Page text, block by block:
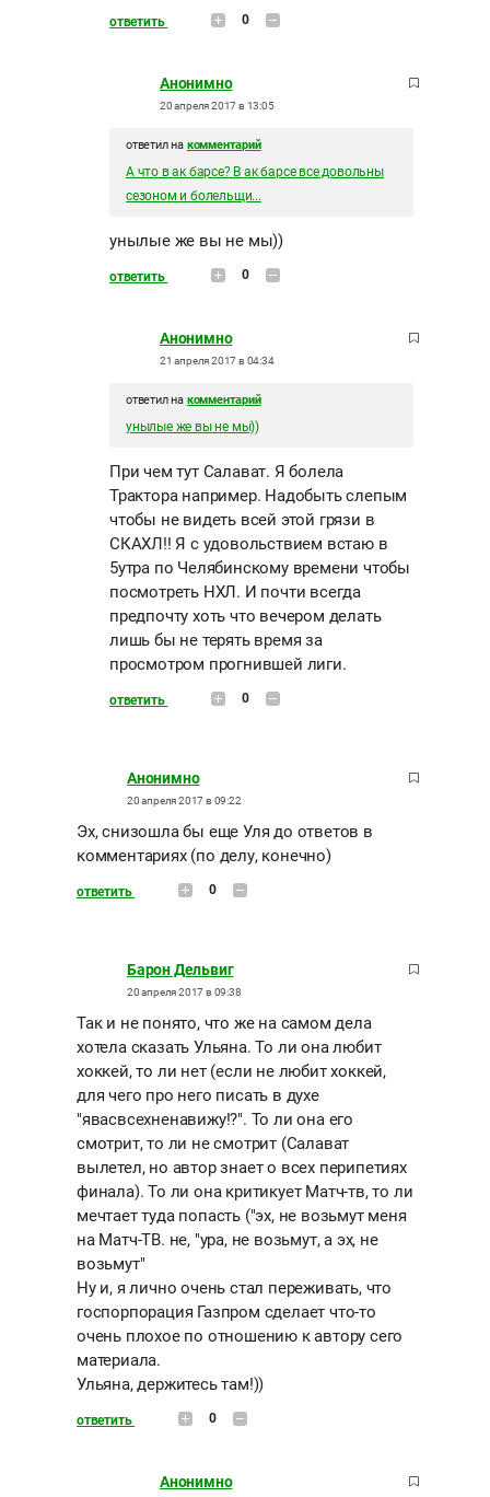
ответить 0
Анонимно
20 апреля 2017 в 13:05
ответил на комментарий
А что в ак барсе? В ак барсе все довольны
сезоном и болельщи...
унылые же вы не мы))
ответить 0
Анонимно
21 апреля 2017 в 04:34
ответил на комментарий
унылые же вы не мы))
При чем тут Салават. Я болела
Трактора например. Надобыть слепым
чтобы не видеть всей этой грязи в
СКАХЛ!! Я с удовольствием встаю в
5утра по Челябинскому времени чтобы
посмотреть НХЛ. И почти всегда
предпочту хоть что вечером делать
лишь бы не терять время за
просмотром прогнившей лиги.
ответить 0
Анонимно
20 апреля 2017 в 09:22
Эх, снизошла бы еще Уля до ответов в
комментариях (по делу, конечно)
ответить 0
Барон Дельвиг
20 апреля 2017 в 09:38
Так и не понято, что же на самом дела
хотела сказать Ульяна. То ли она любит
хоккей, то ли нет (если не любит хоккей,
для чего про него писать в духе
"явасвсехненавижу!?". То ли она его
смотрит, то ли не смотрит (Салават
вылетел, но автор знает о всех перипетиях
финала). То ли она критикует Матч-тв, то ли
мечтает туда попасть ("эх, не возьмут меня
на Матч-ТВ. не, "ура, не возьмут, а эх, не
возьмут"
Ну и, я лично очень стал переживать, что
госпорпорация Газпром сделает что-то
очень плохое по отношению к автору сего
материала.
Ульяна, держитесь там!))
ответить 0
Анонимно